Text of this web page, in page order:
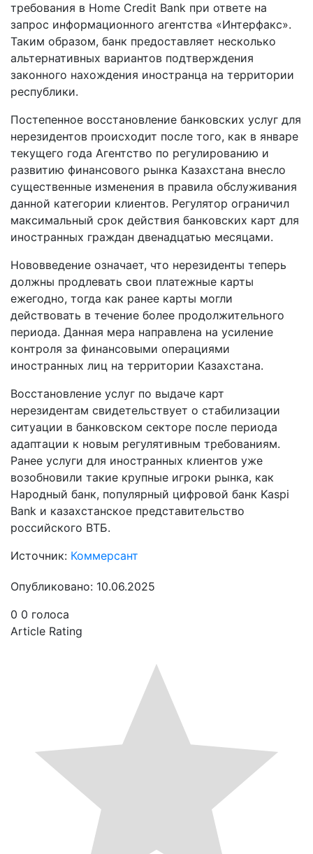
требования в Home Credit Bank при ответе на
запрос информационного агентства «Интерфакс».
Таким образом, банк предоставляет несколько
альтернативных вариантов подтверждения
законного нахождения иностранца на территории
республики.
Постепенное восстановление банковских услуг для
нерезидентов происходит после того, как в январе
текущего года Агентство по регулированию и
развитию финансового рынка Казахстана внесло
существенные изменения в правила обслуживания
данной категории клиентов. Регулятор ограничил
максимальный срок действия банковских карт для
иностранных граждан двенадцатью месяцами.
Нововведение означает, что нерезиденты теперь
должны продлевать свои платежные карты
ежегодно, тогда как ранее карты могли
действовать в течение более продолжительного
периода. Данная мера направлена на усиление
контроля за финансовыми операциями
иностранных лиц на территории Казахстана.
Восстановление услуг по выдаче карт
нерезидентам свидетельствует о стабилизации
ситуации в банковском секторе после периода
адаптации к новым регулятивным требованиям.
Ранее услуги для иностранных клиентов уже
возобновили такие крупные игроки рынка, как
Народный банк, популярный цифровой банк Kaspi
Bank и казахстанское представительство
российского ВТБ.
Источник: Коммерсант
Опубликовано: 10.06.2025
0 0 голоса
Article Rating